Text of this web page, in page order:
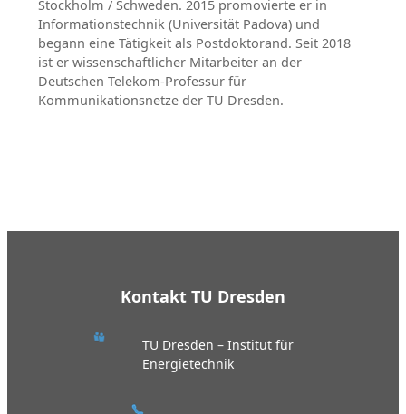
Stockholm / Schweden. 2015 promovierte er in
Informationstechnik (Universität Padova) und
begann eine Tätigkeit als Postdoktorand. Seit 2018
ist er wissenschaftlicher Mitarbeiter an der
Deutschen Telekom-Professur für
Kommunikationsnetze der TU Dresden.
Kontakt TU Dresden
TU Dresden – Institut für
Energietechnik